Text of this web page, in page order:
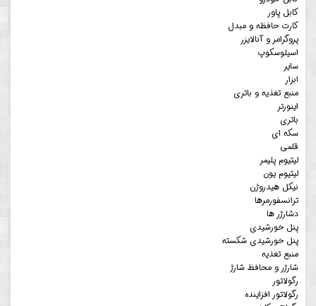
کابل پاور
کارت حافظه و مبدل
پروگرامر و آنالایزر
اسیلوسکوپ
سایر
ابزار
منبع تغذیه و باتری
اینورتر
باتری
سکه ای
قلمی
لیتیوم پلیمر
لیتیوم یون
نیکل هیدروژن
ترانسفورمرها
دشارژر ها
پنل خورشیدی
پنل خورشیدی شکسته
منبع تغذیه
شارژر و محافظ شارژ
رگولاتور
رگولاتور افزاینده